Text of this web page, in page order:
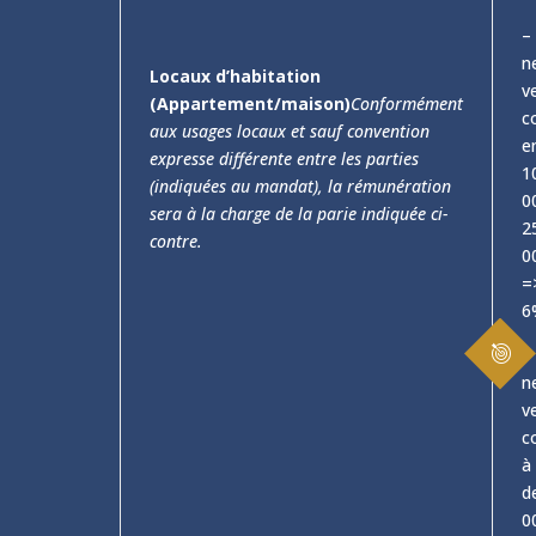
Locaux d’habitation
(Appartement/maison)Conformément
aux usages locaux et sauf convention
expresse différente entre les parties
(indiquées au mandat), la rémunération
sera à la charge de la parie indiquée ci-
contre.
–
à